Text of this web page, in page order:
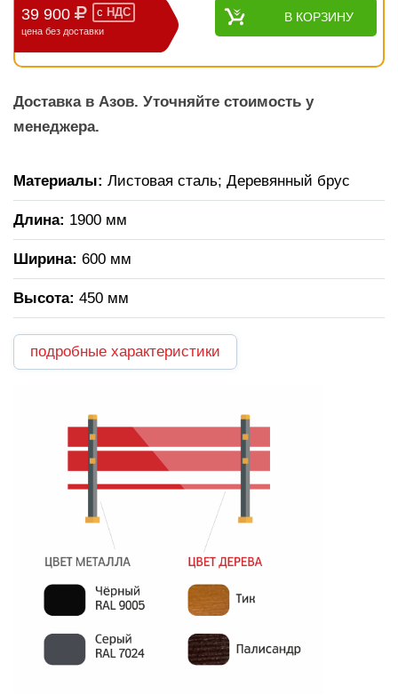
39 900 с НДС
цена без доставки
В КОРЗИНУ
Доставка в Азов. Уточняйте стоимость у
менеджера.
Материалы: Листовая сталь; Деревянный брус
Длина: 1900 мм
Ширина: 600 мм
Высота: 450 мм
подробные характеристики